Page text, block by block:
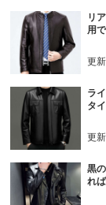
リ
用
更
ラ
タ
更
黒
れ